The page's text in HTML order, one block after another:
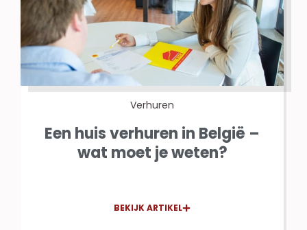
Verhuren
Een huis verhuren in België –
wat moet je weten?
BEKIJK ARTIKEL